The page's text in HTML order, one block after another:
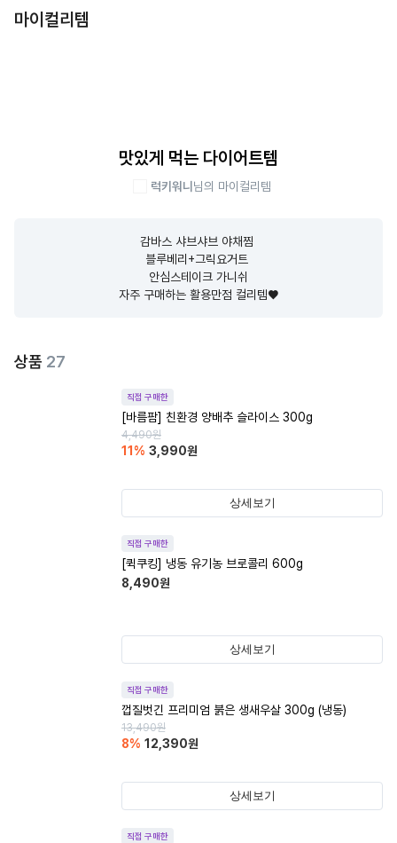
마이컬리템
맛있게 먹는 다이어트템
럭키워니 님의 마이컬리템
감바스 샤브샤브 야채찜
블루베리+그릭요거트
안심스테이크 가니쉬
자주 구매하는 활용만점 컬리템♥︎
상품 27
직접 구매한
[바름팜] 친환경 양배추 슬라이스 300g
4,490원
11 % 3,990원
상세보기
직접 구매한
[퀵쿠킹] 냉동 유기농 브로콜리 600g
8,490원
상세보기
직접 구매한
껍질벗긴 프리미엄 붉은 생새우살 300g (냉동)
13,490원
8% 12,390원
상세보기
직접 구매한